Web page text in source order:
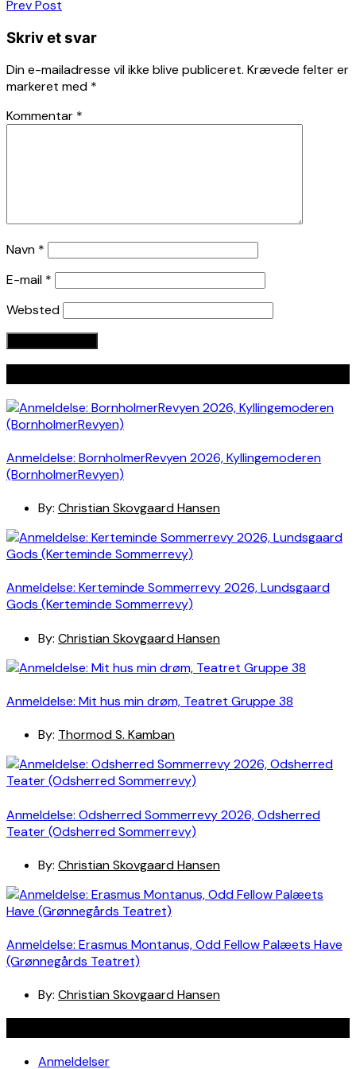
Indlægsnavigation
Prev Post
Skriv et svar
Din e-mailadresse vil ikke blive publiceret. Krævede felter er
markeret med *
Kommentar *
Navn *
E-mail *
Websted
Anmeldelse: BornholmerRevyen 2026, Kyllingemoderen
(BornholmerRevyen)
By: Christian Skovgaard Hansen
Anmeldelse: Kerteminde Sommerrevy 2026, Lundsgaard
Gods (Kerteminde Sommerrevy)
By: Christian Skovgaard Hansen
Anmeldelse: Mit hus min drøm, Teatret Gruppe 38
By: Thormod S. Kamban
Anmeldelse: Odsherred Sommerrevy 2026, Odsherred
Teater (Odsherred Sommerrevy)
By: Christian Skovgaard Hansen
Anmeldelse: Erasmus Montanus, Odd Fellow Palæets Have
(Grønnegårds Teatret)
By: Christian Skovgaard Hansen
Anmeldelser